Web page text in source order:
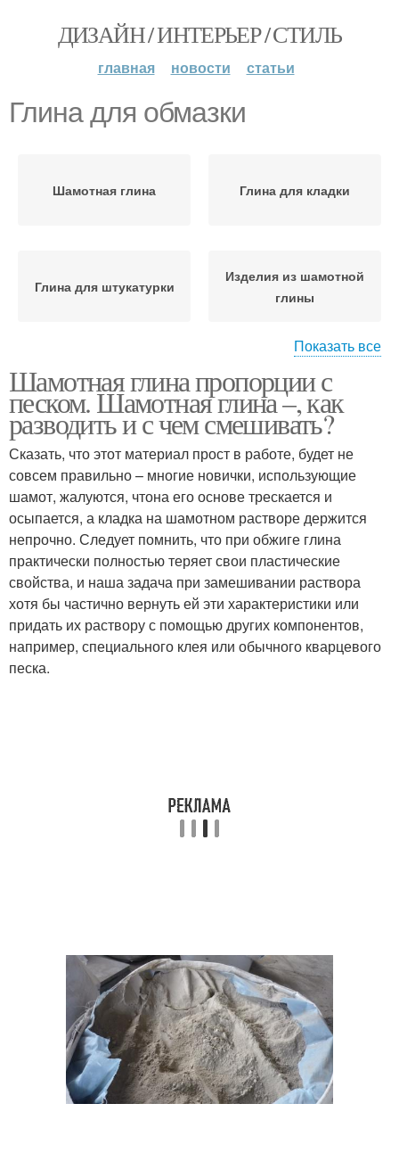
ДИЗАЙН / ИНТЕРЬЕР / СТИЛЬ
главная новости статьи
Глина для обмазки
Шамотная глина Глина для кладки
Глина для штукатурки
Изделия из шамотной
глины
Глина с цементом
Показать все
Шамотная глина пропорции с
песком. Шамотная глина –, как
разводить и с чем смешивать?
Сказать, что этот материал прост в работе, будет не
совсем правильно – многие новички, использующие
шамот, жалуются, чтона его основе трескается и
осыпается, а кладка на шамотном растворе держится
непрочно. Следует помнить, что при обжиге глина
практически полностью теряет свои пластические
свойства, и наша задача при замешивании раствора
хотя бы частично вернуть ей эти характеристики или
придать их раствору с помощью других компонентов,
например, специального клея или обычного кварцевого
песка.